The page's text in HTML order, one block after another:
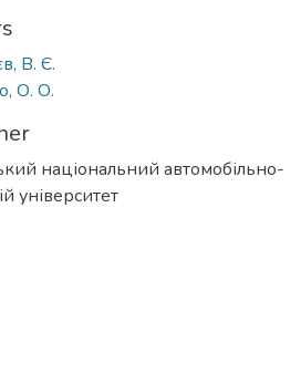
В. Є.
О. О.
національний автомобільно-
університет